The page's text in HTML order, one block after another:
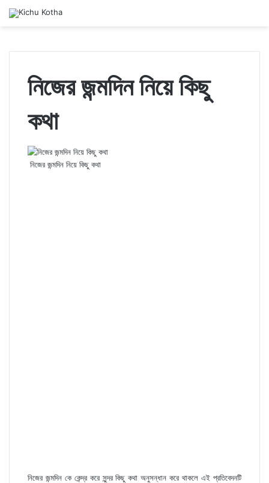
নিজের জন্মদিন নিয়ে কিছু
কথা
নিজের জন্মদিন নিয়ে কিছু কথা
নিজের জন্মদিন কে কেন্দ্র করে সুন্দর কিছু কথা অনুসন্ধান করে থাকলে এই প্রতিবেদনটি